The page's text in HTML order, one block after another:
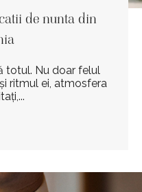
de nunta din
totul. Nu doar felul
ritmul ei, atmosfera